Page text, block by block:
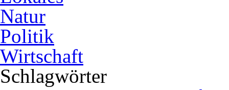
Natur
Politik
Wirtschaft
Schlagwörter